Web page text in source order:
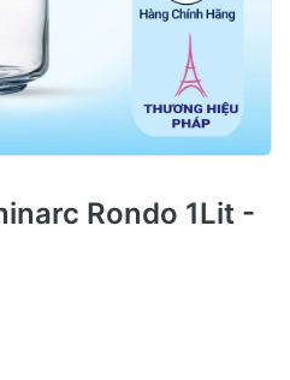
Rondo 1Lit -